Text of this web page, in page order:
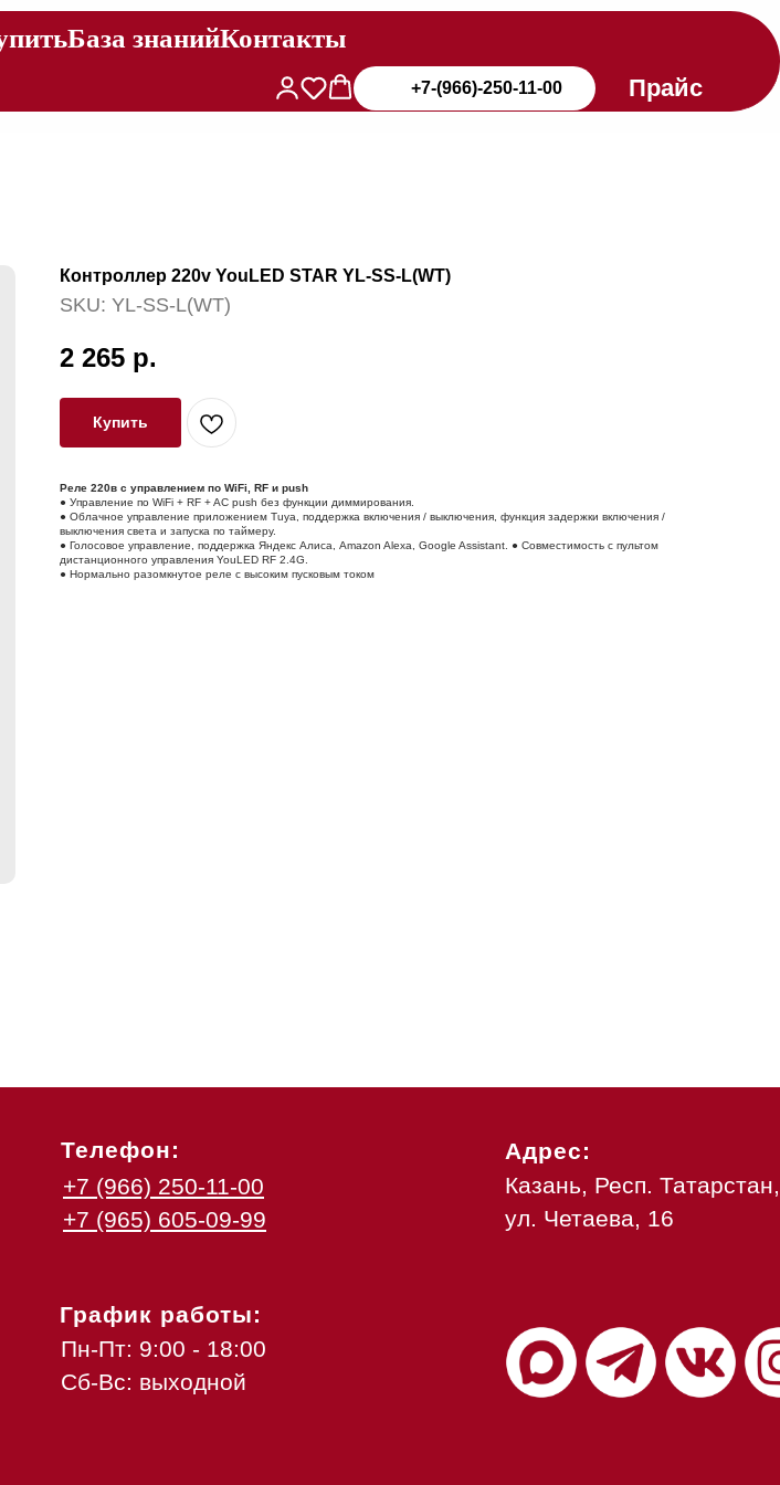
База знанийКонтакты
+7-(966)-250-11-00 Прайс
Контроллер 220v YouLED STAR YL-SS-L(WT)
SKU: YL-SS-L(WT)
2 265 р.
Купить
Реле 220в с управлением по WiFi, RF и push
● Управление по WiFi + RF + AC push без функции диммирования.
● Облачное управление приложением Tuya, поддержка включения / выключения, функция задержки включения /
выключения света и запуска по таймеру.
● Голосовое управление, поддержка Яндекс Алиса, Amazon Alexa, Google Assistant. ● Совместимость с пультом
дистанционного управления YouLED RF 2.4G.
● Нормально разомкнутое реле с высоким пусковым током
Телефон:
График работы:
+7 (966) 250-11-00
+7 (965) 605-09-99
Пн-Пт: 9:00 - 18:00
Сб-Вс: выходной
Адрес:
Казань, Респ. Татарстан,
ул. Четаева, 16